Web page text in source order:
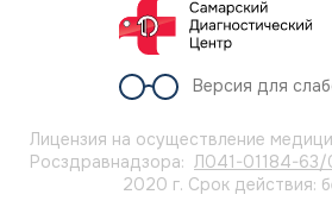
Версия для
Лицензия на осуществление
Росздравнадзора: Л041-01184-63/
2020 г. Срок действия: